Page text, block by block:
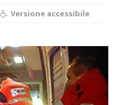
Versione accessibile